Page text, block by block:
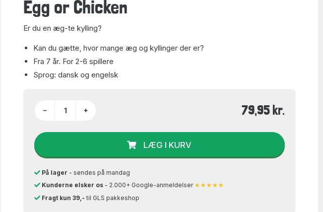
Egg or Chicken
Er du en æg-te kylling?
Kan du gætte, hvor mange æg og kyllinger der er?
Fra 7 år. For 2-6 spillere
Sprog: dansk og engelsk
− + 79,95 kr.
LÆG I KURV
På lager - sendes på mandag
Kunderne elsker os - 2.000+ Google-anmeldelser ★★★★★
Fragt kun 39,- til GLS pakkeshop